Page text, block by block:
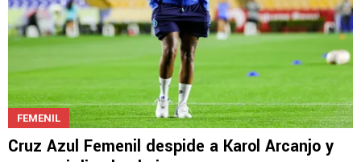
FEMENIL
Cruz Azul Femenil despide a Karol Arcanjo y